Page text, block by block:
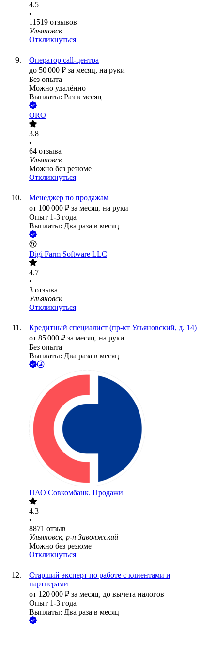
4.5
•
11519 отзывов
Ульяновск
Откликнуться
Оператор call-центра
до 50 000 ₽ за месяц, на руки
Без опыта
Можно удалённо
Выплаты: Раз в месяц
ORO
3.8
•
64 отзыва
Ульяновск
Можно без резюме
Откликнуться
Менеджер по продажам
от 100 000 ₽ за месяц, на руки
Опыт 1-3 года
Выплаты: Два раза в месяц
Digi Farm Software LLC
4.7
•
3 отзыва
Ульяновск
Откликнуться
Кредитный специалист (пр-кт Ульяновский, д. 14)
от 85 000 ₽ за месяц, на руки
Без опыта
Выплаты: Два раза в месяц
ПАО Совкомбанк. Продажи
4.3
•
8871 отзыв
Ульяновск, р-н Заволжский
Можно без резюме
Откликнуться
Старший эксперт по работе с клиентами и
партнерами
от 120 000 ₽ за месяц, до вычета налогов
Опыт 1-3 года
Выплаты: Два раза в месяц